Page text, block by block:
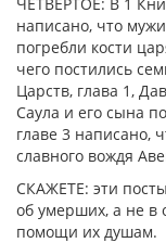
написано, что
погребли кости
чего постились
Царств, глава 1,
Саула и его сына
главе 3 написано,
славного вождя
СКАЖЕТЕ: эти
об умерших, а не в
помощи их душам.